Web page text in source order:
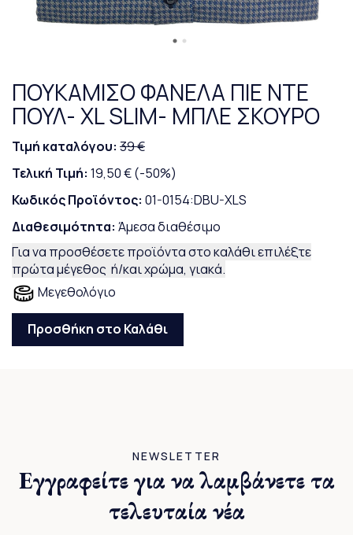
ΠΟΥΚΑΜΙΣΟ ΦΑΝΕΛΑ ΠΙΕ ΝΤΕ
ΠΟΥΛ- XL SLIM- ΜΠΛΕ ΣΚΟΥΡΟ
Τιμή καταλόγου: 39 €
Τελική Τιμή: 19,50 €(-50%)
Κωδικός Προϊόντος: 01-0154:DBU-XLS
Διαθεσιμότητα: Άμεσα διαθέσιμο
Για να προσθέσετε προϊόντα στο καλάθι επιλέξτε
πρώτα μέγεθος ή/και χρώμα, γιακά.
Μεγεθολόγιο
Προσθήκη στο Καλάθι
NEWSLETTER
Εγγραφείτε για να λαμβάνετε τα
τελευταία νέα